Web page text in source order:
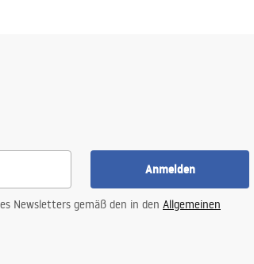
Anmelden
Newsletters gemäß den in den Allgemeinen